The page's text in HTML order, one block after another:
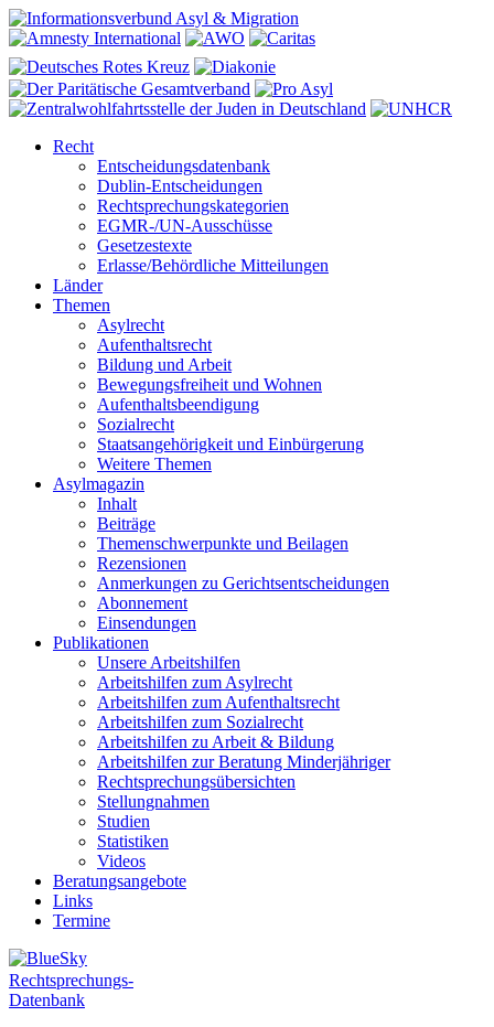
Recht
Entscheidungsdatenbank
Dublin-Entscheidungen
Rechtsprechungskategorien
EGMR-/UN-Ausschüsse
Gesetzestexte
Erlasse/Behördliche Mitteilungen
Länder
Themen
Asylrecht
Aufenthaltsrecht
Bildung und Arbeit
Bewegungsfreiheit und Wohnen
Aufenthaltsbeendigung
Sozialrecht
Staatsangehörigkeit und Einbürgerung
Weitere Themen
Asylmagazin
Inhalt
Beiträge
Themenschwerpunkte und Beilagen
Rezensionen
Anmerkungen zu Gerichtsentscheidungen
Abonnement
Einsendungen
Publikationen
Unsere Arbeitshilfen
Arbeitshilfen zum Asylrecht
Arbeitshilfen zum Aufenthaltsrecht
Arbeitshilfen zum Sozialrecht
Arbeitshilfen zu Arbeit & Bildung
Arbeitshilfen zur Beratung Minderjähriger
Rechtsprechungsübersichten
Stellungnahmen
Studien
Statistiken
Videos
Beratungsangebote
Links
Termine
Rechtsprechungs-
Datenbank